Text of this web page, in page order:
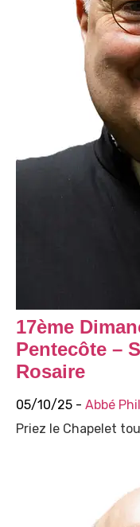
17ème
Pentecôte –
Rosaire
05/10/25 - Abbé
Priez le Chapelet